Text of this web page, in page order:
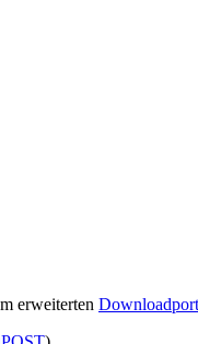
erweiterten